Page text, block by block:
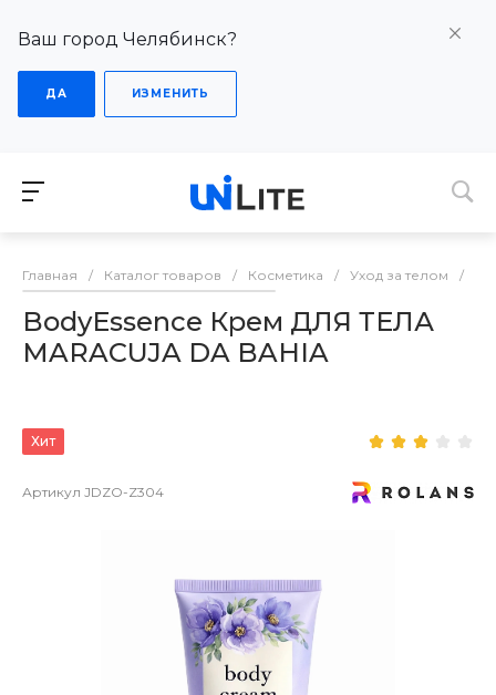
Ваш город Челябинск?
ДА ИЗМЕНИТЬ
Главная / Каталог товаров / Косметика / Уход за телом /
BodyEssence Крем ДЛЯ ТЕЛА
MARACUJA DA BAHIA
Хит
Артикул JDZO-Z304